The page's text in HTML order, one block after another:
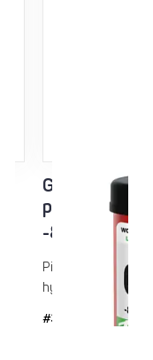
Green
purkkipito
-8…-15°C
Pitovoide kylmiin
hyvän pidon ja...
#35